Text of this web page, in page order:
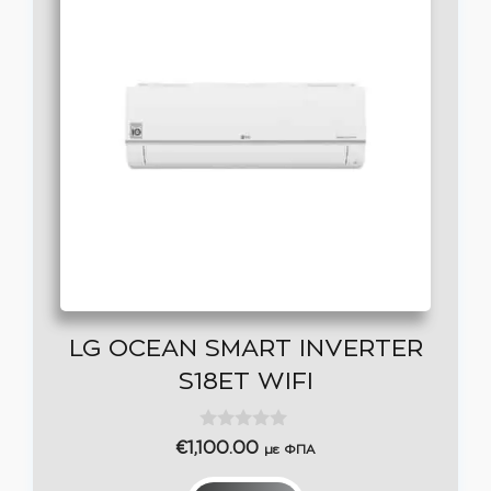
LG OCEAN SMART INVERTER
S18ET WIFI
0
o
u
€1,100.00 με ΦΠΑ